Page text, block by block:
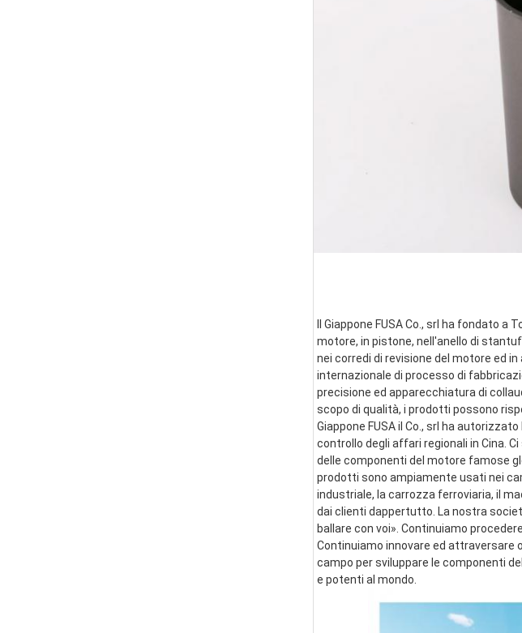
Il Giappone FUSA Co., srl ha fondato
motore, in pistone, nell'anello di
nei corredi di revisione del motore ed
internazionale di processo di
precisione ed apparecchiatura di
scopo di qualità, i prodotti possono
Giappone FUSA il Co., srl ha
controllo degli affari regionali in Cina.
delle componenti del motore famose
prodotti sono ampiamente usati nei
industriale, la carrozza ferroviaria, il
dai clienti dappertutto. La nostra
ballare con voi». Continuiamo
Continuiamo innovare ed attraversare
campo per sviluppare le componenti
e potenti al mondo.